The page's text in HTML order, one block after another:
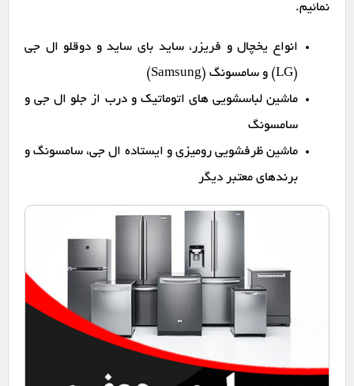
نمائیم.
انواع یخچال و فریزر، ساید بای ساید و دوقلو ال جی
(LG) و سامسونگ (Samsung)
ماشین لباسشویی های اتوماتیک و درب از جلو ال جی و
سامسونگ
ماشین ظرفشویی رومیزی و ایستاده ال جی، سامسونگ و
برندهای معتبر دیگر